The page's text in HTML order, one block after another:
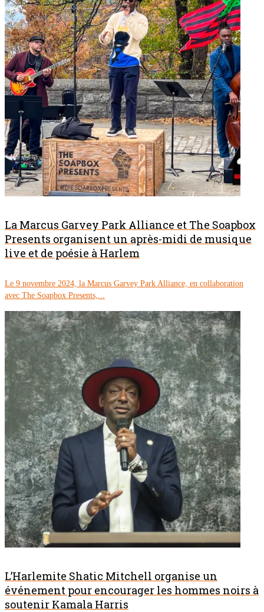
La Marcus Garvey Park Alliance et The Soapbox
Presents organisent un après-midi de musique
live et de poésie à Harlem
Le 9 novembre 2024, la Marcus Garvey Park Alliance, en collaboration
avec The Soapbox Presents,...
L’Harlemite Shatic Mitchell organise un
événement pour encourager les hommes noirs à
soutenir Kamala Harris